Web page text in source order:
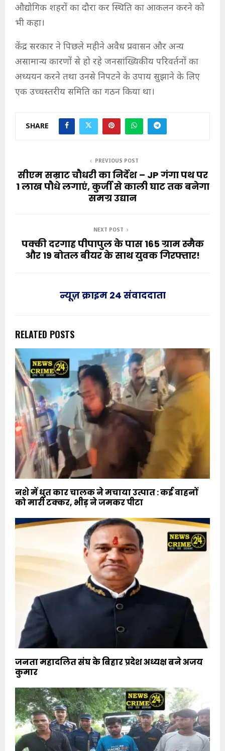
औद्योगिक शहरों का दौरा कर स्थिति का आकलन करने को
भी कहा।
केंद्र सरकार ने पिछले महीने अवैध प्रवासन और अन्य
असामान्य कारणों से हो रहे जनसांख्यिकीय परिवर्तनों का
अध्ययन करने तथा उनसे निपटने के उपाय सुझाने के लिए
एक उच्चस्तरीय समिति का गठन किया था।
SHARE
PREVIOUS POST
सीएम सम्राट चौधरी का निर्देश – JP गंगा पथ पर
1 लाख पौधे लगाएं, कुर्जी से काली घाट तक बनेगा
समग्र उद्यान
NEXT POST
पक्की दरगाह पीपापुल के पास 165 ग्राम स्मैक
और 19 बोतल बीयर के साथ युवक गिरफ्तार!
न्यूज़ क्राइम 24 संवाददाता
RELATED POSTS
नशे में धुत कार चालक ने मचाया उत्पात : कई वाहनों
को मारी टक्कर, भीड़ ने जमकर पीटा
जनता महादलित संघ के बिहार प्रदेश अध्यक्ष बने अजय
कुमार